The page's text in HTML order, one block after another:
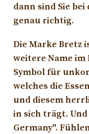
dann sind Sie
genau richtig.
Die Marke Bretz
weitere Name im
Symbol für
welches die
und diesem
in sich trägt. Und
Germany".